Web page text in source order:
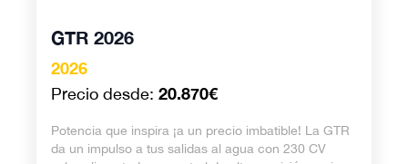
GTR 2026
2026
Precio desde: 20.870€
Potencia que inspira ¡a un precio imbatible! La GTR
da un impulso a tus salidas al agua con 230 CV